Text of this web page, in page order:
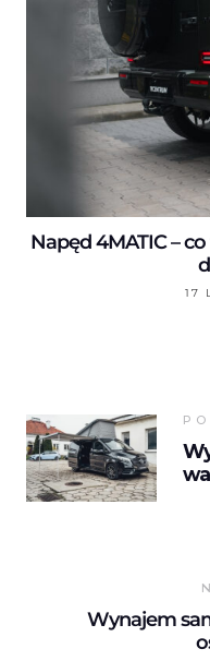
Napęd 4MATIC –
17
Wynajem